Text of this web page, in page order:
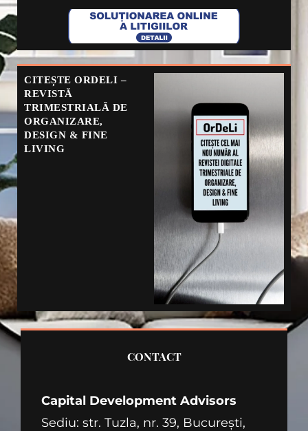
CITEȘTE ORDELI –
REVISTĂ
TRIMESTRIALĂ DE
ORGANIZARE,
DESIGN & FINE
LIVING
CONTACT
Capital Development Advisors
Sediu: str. Tuzla, nr. 39, Bucureşti,